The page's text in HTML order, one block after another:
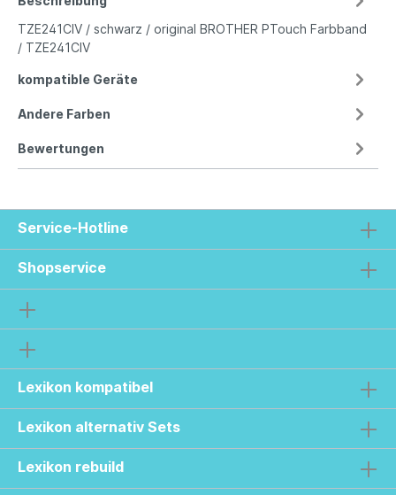
TZE241CIV / schwarz / original BROTHER PTouch Farbband
/ TZE241CIV
kompatible Geräte
Andere Farben
Bewertungen
Service-Hotline
Shopservice
Lexikon kompatibel
Lexikon alternativ Sets
Lexikon rebuild